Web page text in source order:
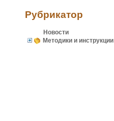
Рубрикатор
Новости
Методики и инструкции